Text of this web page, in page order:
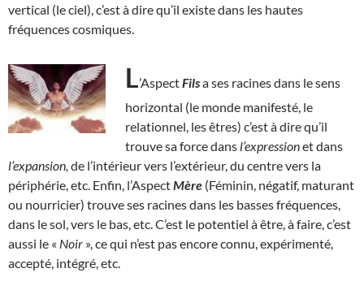
vertical (le ciel), c’est à dire qu’il existe dans les hautes
fréquences cosmiques.
L’AspectFilsa ses racines dans le sens
horizontal (le monde manifesté, le
relationnel, les êtres) c’est à dire qu’il
trouve sa force dans l’expressionet dans
l’expansion, de l’intérieur vers l’extérieur, du centre vers la
périphérie, etc. Enfin, l’AspectMère (Féminin, négatif, maturant
ou nourricier) trouve ses racines dans les basses fréquences,
dans le sol, vers le bas, etc. C’est le potentiel à être, à faire, c’est
aussi le « Noir », ce qui n’est pas encore connu, expérimenté,
accepté, intégré, etc.